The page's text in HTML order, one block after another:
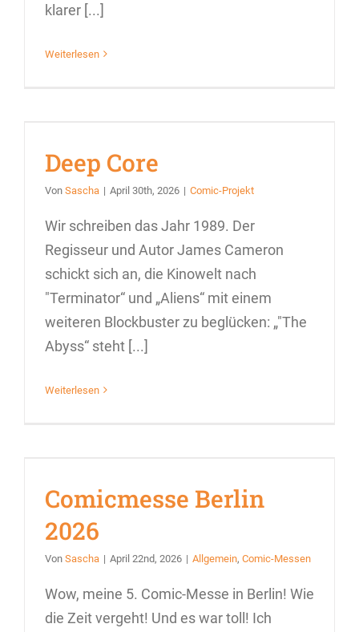
klarer [...]
Weiterlesen
Deep Core
Von Sascha | April 30th, 2026 | Comic-Projekt
Wir schreiben das Jahr 1989. Der
Regisseur und Autor James Cameron
schickt sich an, die Kinowelt nach
"Terminator“ und „Aliens“ mit einem
weiteren Blockbuster zu beglücken: „"The
Abyss“ steht [...]
Weiterlesen
Comicmesse Berlin
2026
Von Sascha | April 22nd, 2026 | Allgemein, Comic-Messen
Wow, meine 5. Comic-Messe in Berlin! Wie
die Zeit vergeht! Und es war toll! Ich